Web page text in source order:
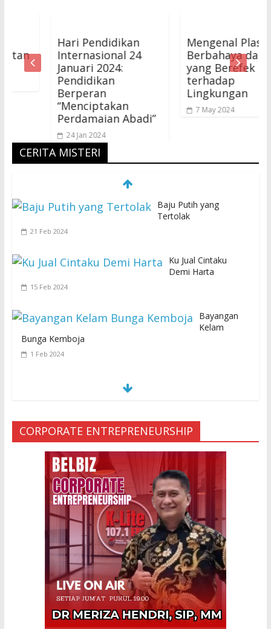
Hari Pendidikan
Internasional 24
Januari 2024:
Pendidikan
Berperan
“Menciptakan
Perdamaian Abadi”
24 Jan 2024
Mengenal Plastik
Berbahaya dan
yang Berefek Buruk
terhadap
Lingkungan
7 May 2024
CERITA MISTERI
Baju Putih yang
Tertolak
21 Feb 2024
Ku Jual Cintaku
Demi Harta
15 Feb 2024
Bayangan
Kelam
Bunga Kemboja
1 Feb 2024
29 Jan 2024
Ketakutan Setengah Mati setelah Main
Jailangkung, 28 Anak Gadis Dirawat di
Rumah Sakit
10 Mar 2023
“Cinta di Ujung Parigi”
11 Sep 2025
CORPORATE ENTREPRENEURSHIP